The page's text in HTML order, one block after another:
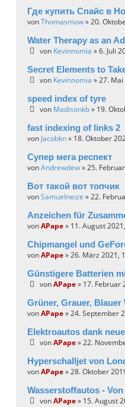
Где купить Спайс в
vonThomasmow» 20.
Water Therapy as an
von Kevinnomia » 6. Juli
Secret Elements to
von Kevinnomia » 27.
speed index of tyre
von Madisonkb» 19.
fast indexing of links 2
von Jacobkn» 18. Oktober
Супер мега респект
vonAndrewdew» 25.
Вот такой вот топчик
vonSamuelneize » 22.
Anzeichen für
vonAPape» 11. August
Chipmangel und
vonAPape» 26. März 2021,
Günstigere Batterien
vonAPape» 17. Februar
Grüner, Grauer, Blauer
vonAPape» 24. September
Elektroautos dank
vonAPape» 22.
Hyperschalljet von
vonAPape» 28. Oktober
Wasserstoffautos -
vonAPape» 15. August